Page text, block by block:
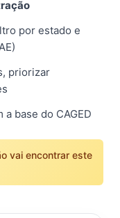
por estado e
priorizar
base do CAGED
vai encontrar este